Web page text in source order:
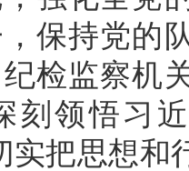
保持党的
检监察机
刻领悟习
实把思想和